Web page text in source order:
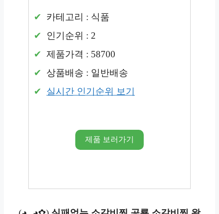
카테고리 : 식품
인기순위 : 2
제품가격 : 58700
상품배송 : 일반배송
실시간 인기순위 보기
제품 보러가기